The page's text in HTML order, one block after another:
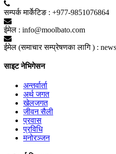
सम्पर्क मार्केटिङ : +977-9851076864
ईमेल : info@moolbato.com
ईमेल (समाचार सम्प्रेषणका लागि ) :
साइट नेभिगेसन
अन्तर्वार्ता
अर्थ जगत
खेलजगत
जीवन सैली
प्रवास
प्रविधि
मनोरञ्जन